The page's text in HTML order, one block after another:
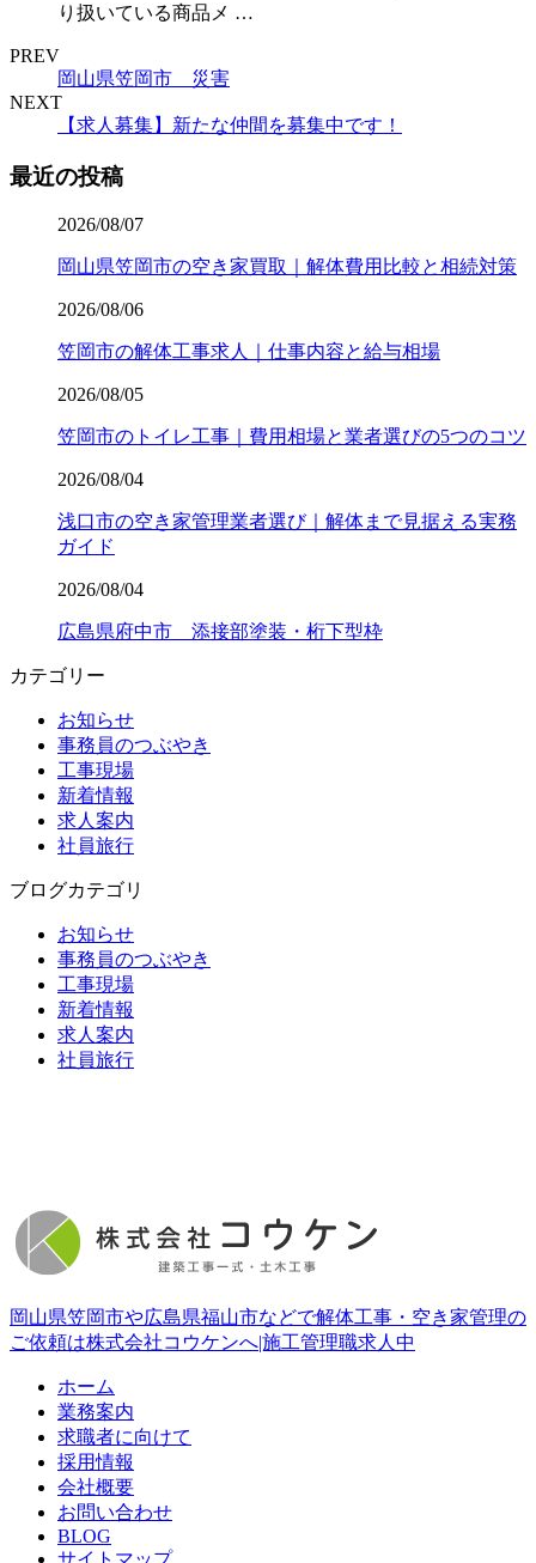
り扱いている商品メ …
PREV
岡山県笠岡市 災害
NEXT
【求人募集】新たな仲間を募集中です！
最近の投稿
2026/08/07
岡山県笠岡市の空き家買取｜解体費用比較と相続対策
2026/08/06
笠岡市の解体工事求人｜仕事内容と給与相場
2026/08/05
笠岡市のトイレ工事｜費用相場と業者選びの5つのコツ
2026/08/04
浅口市の空き家管理業者選び｜解体まで見据える実務
ガイド
2026/08/04
広島県府中市 添接部塗装・桁下型枠
カテゴリー
お知らせ
事務員のつぶやき
工事現場
新着情報
求人案内
社員旅行
ブログカテゴリ
お知らせ
事務員のつぶやき
工事現場
新着情報
求人案内
社員旅行
岡山県笠岡市や広島県福山市などで解体工事・空き家管理の
ご依頼は株式会社コウケンへ|施工管理職求人中
ホーム
業務案内
求職者に向けて
採用情報
会社概要
お問い合わせ
BLOG